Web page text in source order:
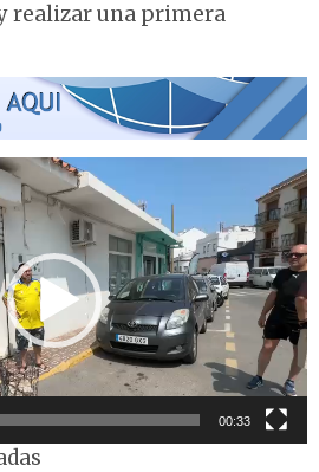
realizar una primera
00:33